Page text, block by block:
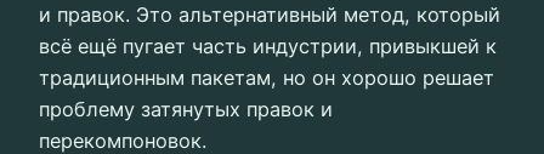
и правок. Это альтернативный метод, который
всё ещё пугает часть индустрии, привыкшей к
традиционным пакетам, но он хорошо решает
проблему затянутых правок и
перекомпоновок.